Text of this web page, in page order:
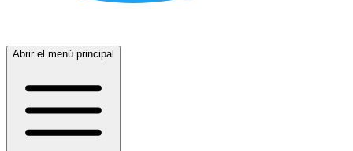
Abrir el menú principal